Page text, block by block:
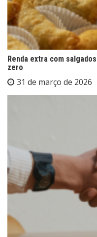
Renda extra com
zero
31 de março de 2026